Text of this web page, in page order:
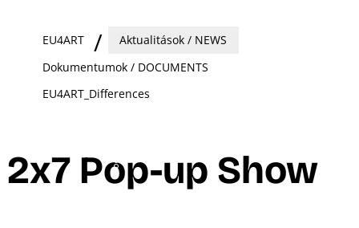
EU4ART
Aktualitások / NEWS
Dokumentumok / DOCUMENTS
EU4ART_Differences
2x7 Pop-up Show